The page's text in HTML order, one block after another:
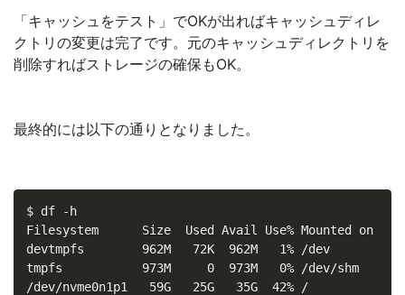
「キャッシュをテスト」でOKが出ればキャッシュディレ
クトリの変更は完了です。元のキャッシュディレクトリを
削除すればストレージの確保もOK。
最終的には以下の通りとなりました。
$ df -h
Filesystem      Size  Used Avail Use% Mounted on
devtmpfs        962M   72K  962M   1% /dev
tmpfs           973M     0  973M   0% /dev/shm
/dev/nvme0n1p1   59G   25G   35G  42% /